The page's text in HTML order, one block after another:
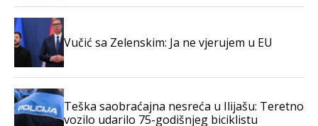
Vučić sa Zelenskim: Ja ne vjerujem u EU
Teška saobraćajna nesreća u Ilijašu: Teretno
vozilo udarilo 75-godišnjeg biciklistu